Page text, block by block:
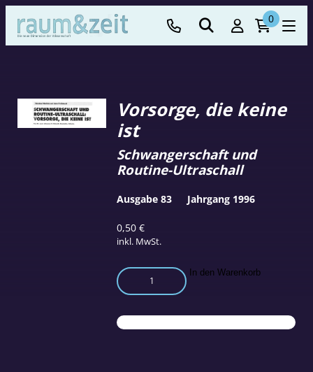
0
Vorsorge, die keine
ist
0,50€
inkl. MwSt.
Schwangerschaft und
Routine-Ultraschall
Vorsorge,
die
ist
Menge
In den Warenkorb
Ausgabe 83 Jahrgang 1996